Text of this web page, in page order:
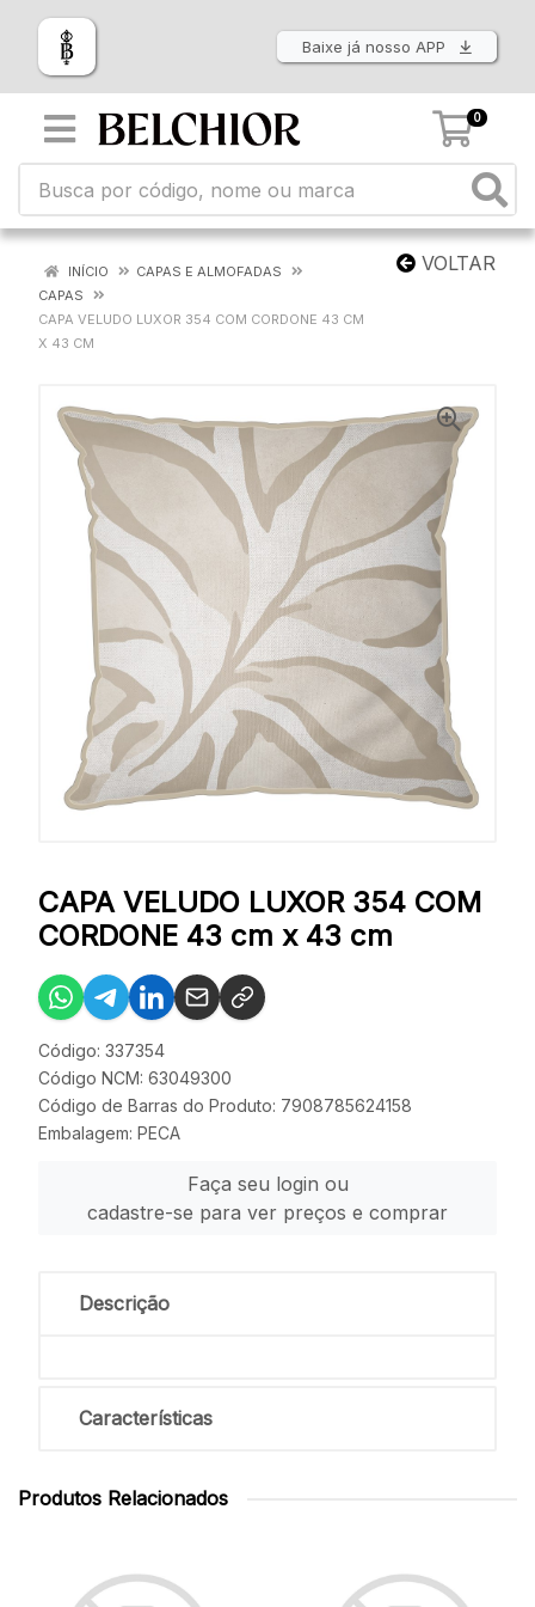
Baixe já nosso APP
0
VOLTAR
INÍCIO
CAPAS E ALMOFADAS
CAPAS
CAPA VELUDO LUXOR 354 COM CORDONE 43 CM
X 43 CM
CAPA VELUDO LUXOR 354 COM
CORDONE 43 cm x 43 cm
Código: 337354
Código NCM: 63049300
Código de Barras do Produto: 7908785624158
Embalagem: PECA
Faça seu login ou
cadastre-se para ver preços e comprar
Descrição
Características
Produtos Relacionados